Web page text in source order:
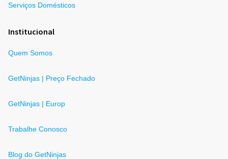
Serviços Domésticos
Institucional
Quem Somos
GetNinjas | Preço Fechado
GetNinjas | Europ
Trabalhe Conosco
Blog do GetNinjas